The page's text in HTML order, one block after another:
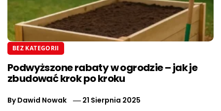
BEZ KATEGORII
Podwyższone rabaty w ogrodzie – jak je
zbudować krok po kroku
ByDawid Nowak 21 Sierpnia 2025